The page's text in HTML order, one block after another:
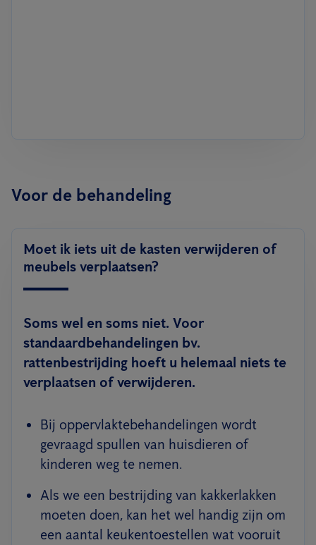
Voor de behandeling
Moet ik iets uit de kasten verwijderen of
meubels verplaatsen?
Soms wel en soms niet. Voor
standaardbehandelingen bv.
rattenbestrijding hoeft u helemaal niets te
verplaatsen of verwijderen.
Bij oppervlaktebehandelingen wordt
gevraagd spullen van huisdieren of
kinderen weg te nemen.
Als we een bestrijding van kakkerlakken
moeten doen, kan het wel handig zijn om
een aantal keukentoestellen wat vooruit